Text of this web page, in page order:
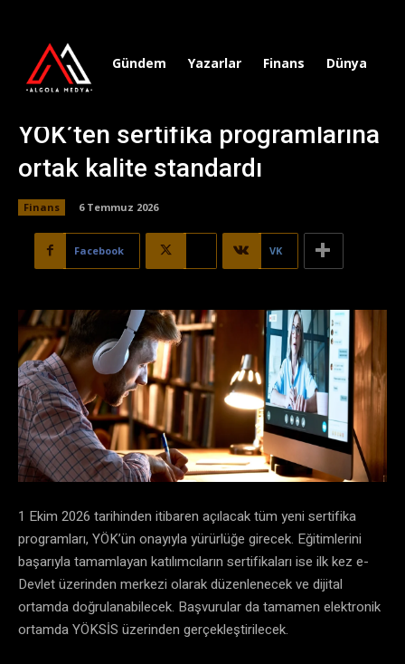
Gündem Yazarlar Finans Dünya
YÖK’ten sertifika programlarına
ortak kalite standardı
Finans 6 Temmuz 2026
Facebook VK
1 Ekim 2026 tarihinden itibaren açılacak tüm yeni sertifika
programları, YÖK’ün onayıyla yürürlüğe girecek. Eğitimlerini
başarıyla tamamlayan katılımcıların sertifikaları ise ilk kez e-
Devlet üzerinden merkezi olarak düzenlenecek ve dijital
ortamda doğrulanabilecek. Başvurular da tamamen elektronik
ortamda YÖKSİS üzerinden gerçekleştirilecek.